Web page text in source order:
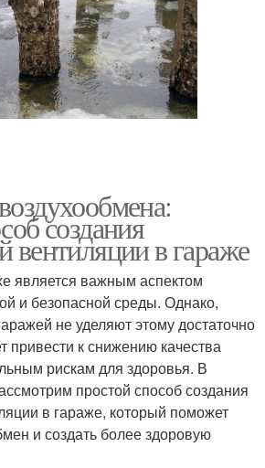
создания
вентиляции в гараже
является важным аспектом
и безопасной среды. Однако,
не уделяют этому достаточно
привести к снижению качества
рискам для здоровья. В
простой способ создания
в гараже, который поможет
и создать более здоровую